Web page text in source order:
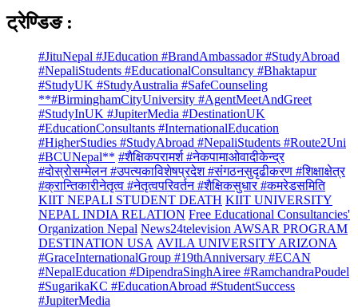
ट्रेण्डिङ :
#JituNepal #JEducation #BrandAmbassador #StudyAbroad
#NepaliStudents #EducationalConsultancy #Bhaktapur
#StudyUK #StudyAustralia #SafeCounseling
**#BirminghamCityUniversity #AgentMeetAndGreet
#StudyInUK #JupiterMedia #DestinationUK
#EducationConsultants #InternationalEducation
#HigherStudies #StudyAbroad #NepaliStudents #Route2Uni
#BCUNepal** #शैक्षिकपरामर्श #नेकपामाओवादीकेन्द्र
#दोस्रोसम्मेलन #उपत्यकाविशेषप्रदेश #संगठनसुदृढीकरण #शिक्षाक्षेत्र
#क्रान्तिकारीनेतृत्व #नेतृत्वपरिवर्तन #शैक्षिकसुधार #कमरेडसमिति
KIIT NEPALI STUDENT DEATH KIIT UNIVERSITY
NEPAL INDIA RELATION Free Educational Consultancies'
Organization Nepal News24television AWSAR PROGRAM
DESTINATION USA AVILA UNIVERSITY ARIZONA
#GraceInternationalGroup #19thAnniversary #ECAN
#NepalEducation #DipendraSinghAiree #RamchandraPoudel
#SugarikaKC #EducationAbroad #StudentSuccess
#JupiterMedia